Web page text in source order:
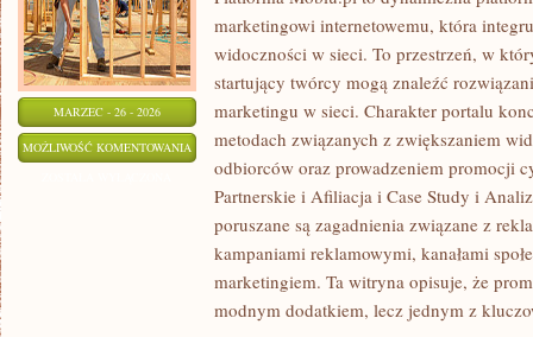
MARZEC - 26 - 2026
MOŻLIWOŚĆ KOMENTOWANIA MARKETING
SZEPTANY
OPINIE
ONLINE
marketingowi internetowemu, która
widoczności w sieci. To przestrzeń, w
startujący twórcy mogą znaleźć
marketingu w sieci. Charakter portalu
metodach związanych z zwiększaniem
odbiorców oraz prowadzeniem promocji
Partnerskie i Afiliacja i Case Study i
poruszane są zagadnienia związane z
kampaniami reklamowymi, kanałami
marketingiem. Ta witryna opisuje, że
modnym dodatkiem, lecz jednym z